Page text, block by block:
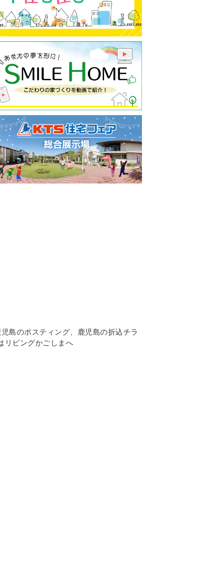
島のポスティング 、鹿児島の折込チラ
リビングかごしまへ